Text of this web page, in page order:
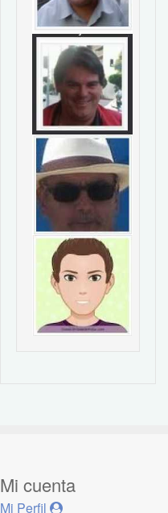
Mi cuenta
Mi Perfil